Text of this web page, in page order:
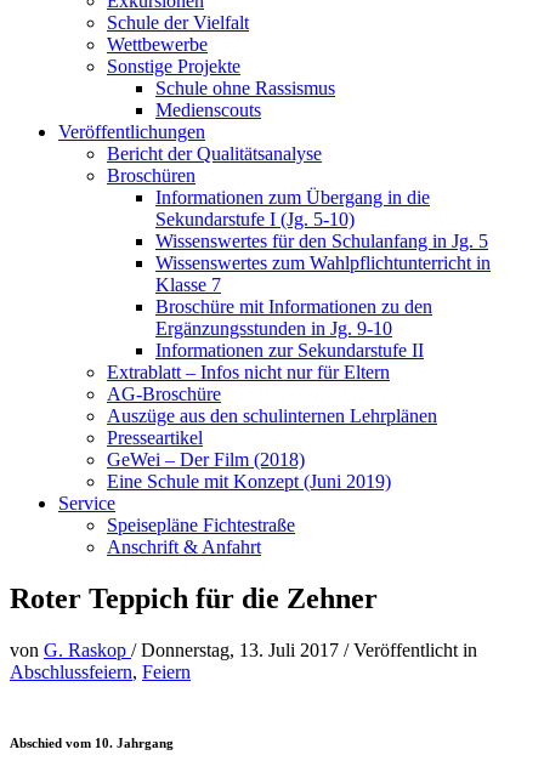
Schule der Vielfalt
Wettbewerbe
Sonstige Projekte
Schule ohne Rassismus
Medienscouts
Veröffentlichungen
Bericht der Qualitätsanalyse
Broschüren
Informationen zum Übergang in die
Sekundarstufe I (Jg. 5-10)
Wissenswertes für den Schulanfang in Jg. 5
Wissenswertes zum Wahlpflichtunterricht in
Klasse 7
Broschüre mit Informationen zu den
Ergänzungsstunden in Jg. 9-10
Informationen zur Sekundarstufe II
Extrablatt – Infos nicht nur für Eltern
AG-Broschüre
Auszüge aus den schulinternen Lehrplänen
Presseartikel
GeWei – Der Film (2018)
Eine Schule mit Konzept (Juni 2019)
Service
Speisepläne Fichtestraße
Anschrift & Anfahrt
Roter Teppich für die Zehner
von G. Raskop /Donnerstag, 13. Juli 2017 /Veröffentlicht in
Abschlussfeiern, Feiern
Abschied vom 10. Jahrgang